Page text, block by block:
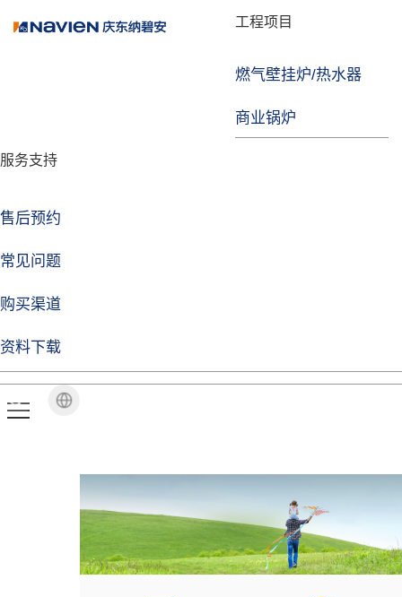
工程项目
燃气壁挂炉/热水器
商业锅炉
服务支持
售后预约
常见问题
购买渠道
资料下载
品牌故事
技术实力
企业动态
益达注册Life
品牌视角